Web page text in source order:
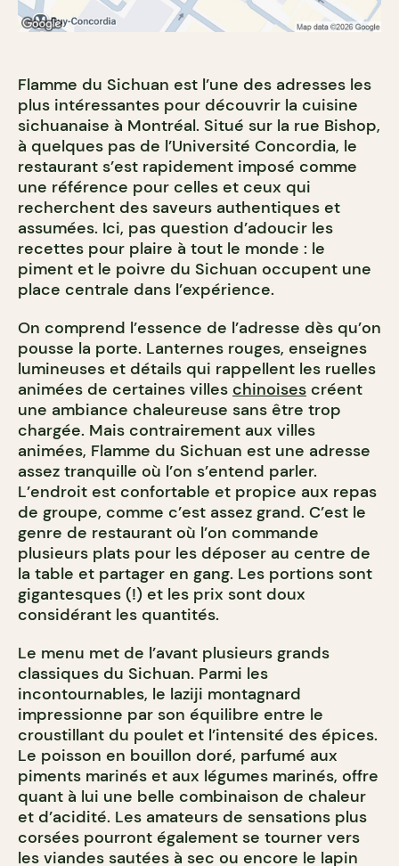
Flamme du Sichuan est l’une des adresses les
plus intéressantes pour découvrir la cuisine
sichuanaise à Montréal. Situé sur la rue Bishop,
à quelques pas de l’Université Concordia, le
restaurant s’est rapidement imposé comme
une référence pour celles et ceux qui
recherchent des saveurs authentiques et
assumées. Ici, pas question d’adoucir les
recettes pour plaire à tout le monde : le
piment et le poivre du Sichuan occupent une
place centrale dans l’expérience.
On comprend l’essence de l’adresse dès qu’on
pousse la porte. Lanternes rouges, enseignes
lumineuses et détails qui rappellent les ruelles
animées de certaines villes chinoises créent
une ambiance chaleureuse sans être trop
chargée. Mais contrairement aux villes
animées, Flamme du Sichuan est une adresse
assez tranquille où l’on s’entend parler.
L’endroit est confortable et propice aux repas
de groupe, comme c’est assez grand. C’est le
genre de restaurant où l’on commande
plusieurs plats pour les déposer au centre de
la table et partager en gang. Les portions sont
gigantesques (!) et les prix sont doux
considérant les quantités.
Le menu met de l’avant plusieurs grands
classiques du Sichuan. Parmi les
incontournables, le laziji montagnard
impressionne par son équilibre entre le
croustillant du poulet et l’intensité des épices.
Le poisson en bouillon doré, parfumé aux
piments marinés et aux légumes marinés, offre
quant à lui une belle combinaison de chaleur
et d’acidité. Les amateurs de sensations plus
corsées pourront également se tourner vers
les viandes sautées à sec ou encore le lapin